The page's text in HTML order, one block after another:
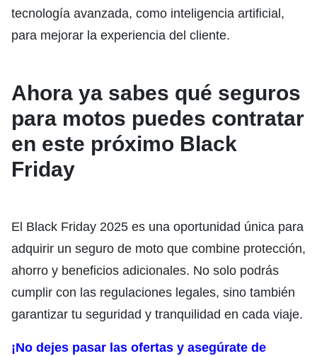
tecnología avanzada, como inteligencia artificial,
para mejorar la experiencia del cliente.
Ahora ya sabes qué seguros
para motos puedes contratar
en este próximo Black
Friday
El Black Friday 2025 es una oportunidad única para
adquirir un seguro de moto que combine protección,
ahorro y beneficios adicionales. No solo podrás
cumplir con las regulaciones legales, sino también
garantizar tu seguridad y tranquilidad en cada viaje.
¡No dejes pasar las ofertas y asegúrate de